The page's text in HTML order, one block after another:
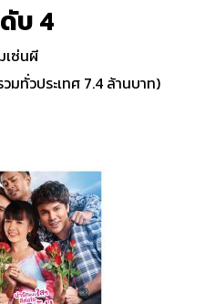
บ 4
เซ่นผี
วมทั่วประเทศ 7.4 ล้านบาท)